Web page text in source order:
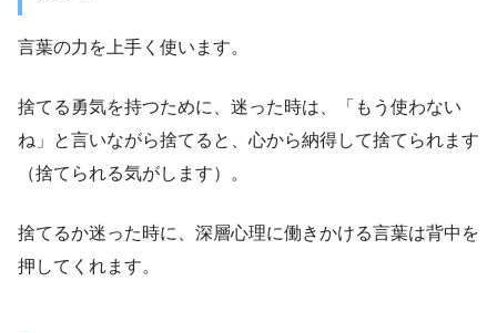
言葉の力を上手く使います。
捨てる勇気を持つために、迷った時は、「もう使わない
ね」と言いながら捨てると、心から納得して捨てられます
（捨てられる気がします）。
捨てるか迷った時に、深層心理に働きかける言葉は背中を
押してくれます。